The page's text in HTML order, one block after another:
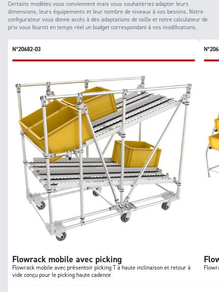
Certains modèles vous conviennent mais vous souhaiteriez adapter leurs
dimensions, leurs équipements et leur nombre de niveaux à vos besoins. Notre
configurateur vous donne accès à des adaptations de taille et notre calculateur de
prix vous fournit en temps réel un budget correspondant à vos modifications.
N°20682-03
Flowrack mobile avec picking
Flowrack mobile avec présentoir picking T à haute inclinaison et retour à
vide conçu pour le picking haute cadence